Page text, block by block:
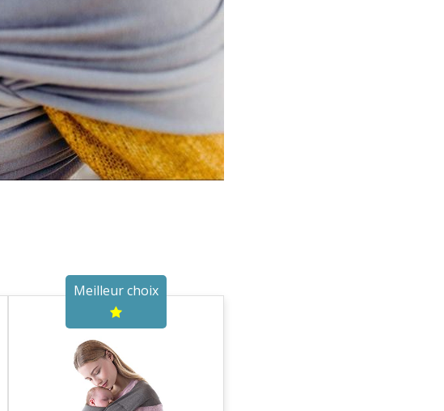
Meilleur choix